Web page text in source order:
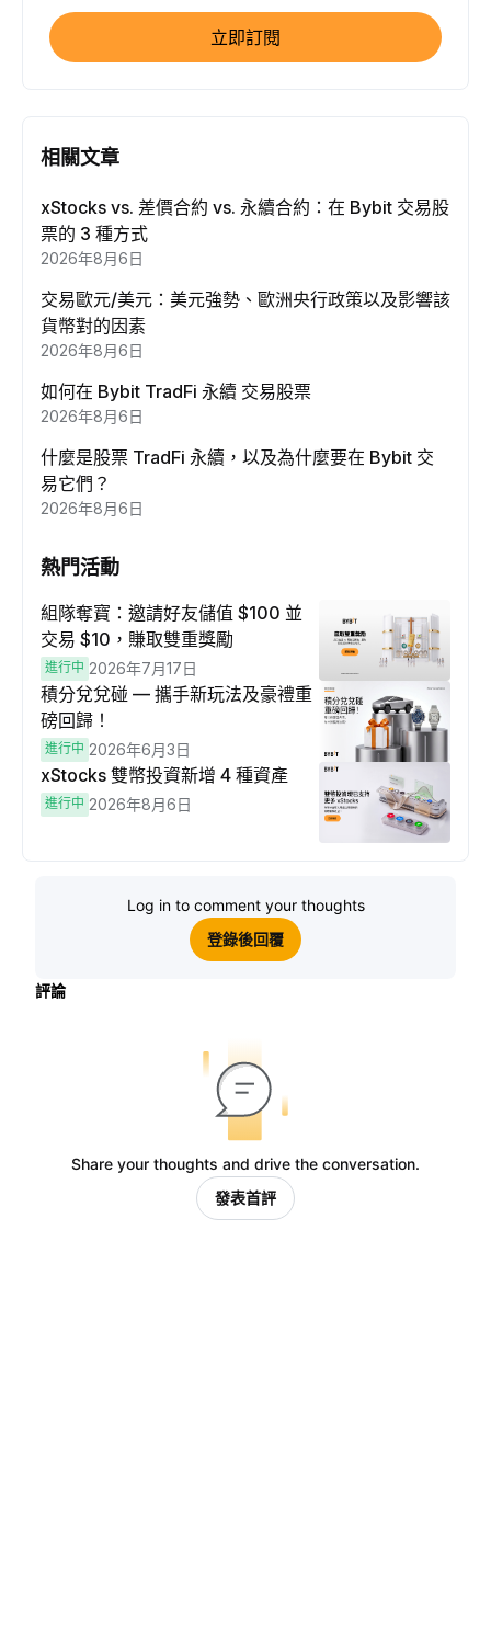
立即訂閱
相關文章
xStocks vs. 差價合約 vs. 永續合約：在 Bybit 交易股
票的 3 種方式
2026年8月6日
交易歐元/美元：美元強勢、歐洲央行政策以及影響該
貨幣對的因素
2026年8月6日
如何在 Bybit TradFi 永續 交易股票
2026年8月6日
什麼是股票 TradFi 永續，以及為什麼要在 Bybit 交
易它們？
2026年8月6日
熱門活動
組隊奪寶：邀請好友儲值 $100 並
交易 $10，賺取雙重獎勵
進行中 2026年7月17日
積分兌兌碰 — 攜手新玩法及豪禮重
磅回歸！
進行中 2026年6月3日
xStocks 雙幣投資新增 4 種資產
進行中 2026年8月6日
Log in to comment your thoughts
登錄後回覆
評論
Share your thoughts and drive the conversation.
發表首評